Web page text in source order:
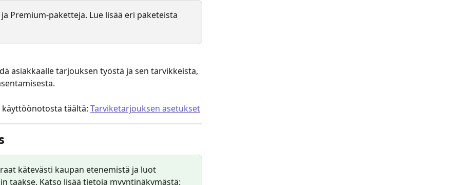
Premium-paketteja. Lue lisää eri paketeista
asiakkaalle tarjouksen työstä ja sen tarvikkeista,
täältä: Tarviketarjouksen asetukset
kätevästi kaupan etenemistä ja luot
taakse. Katso lisää tietoja myyntinäkymästä: